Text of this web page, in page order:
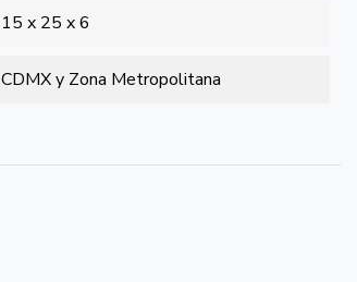
15 x 25 x 6
CDMX y Zona Metropolitana